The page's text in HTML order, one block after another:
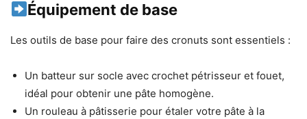
Équipement de base
Les outils de base pour faire des cronuts sont essentiels :
Un batteur sur socle avec crochet pétrisseur et fouet,
idéal pour obtenir une pâte homogène.
Un rouleau à pâtisserie pour étaler votre pâte à la